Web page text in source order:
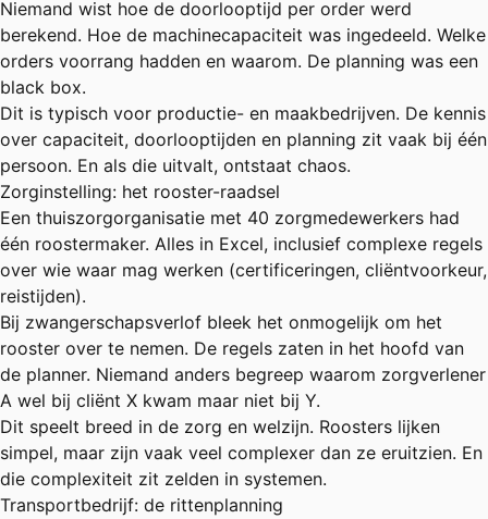
Niemand wist hoe de doorlooptijd per order werd
berekend. Hoe de machinecapaciteit was ingedeeld. Welke
orders voorrang hadden en waarom. De planning was een
black box.
Dit is typisch voor productie- en maakbedrijven. De kennis
over capaciteit, doorlooptijden en planning zit vaak bij één
persoon. En als die uitvalt, ontstaat chaos.
Zorginstelling: het rooster-raadsel
Een thuiszorgorganisatie met 40 zorgmedewerkers had
één roostermaker. Alles in Excel, inclusief complexe regels
over wie waar mag werken (certificeringen, cliëntvoorkeur,
reistijden).
Bij zwangerschapsverlof bleek het onmogelijk om het
rooster over te nemen. De regels zaten in het hoofd van
de planner. Niemand anders begreep waarom zorgverlener
A wel bij cliënt X kwam maar niet bij Y.
Dit speelt breed in de zorg en welzijn. Roosters lijken
simpel, maar zijn vaak veel complexer dan ze eruitzien. En
die complexiteit zit zelden in systemen.
Transportbedrijf: de rittenplanning